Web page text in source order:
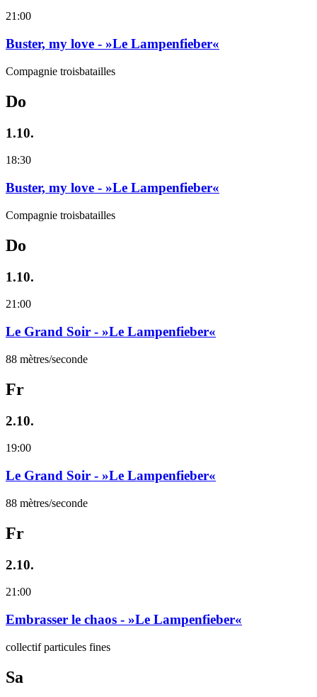
21:00
Buster, my love - »Le Lampenfieber«
Compagnie troisbatailles
Do
1.10.
18:30
Buster, my love - »Le Lampenfieber«
Compagnie troisbatailles
Do
1.10.
21:00
Le Grand Soir - »Le Lampenfieber«
88 mètres/seconde
Fr
2.10.
19:00
Le Grand Soir - »Le Lampenfieber«
88 mètres/seconde
Fr
2.10.
21:00
Embrasser le chaos - »Le Lampenfieber«
collectif particules fines
Sa